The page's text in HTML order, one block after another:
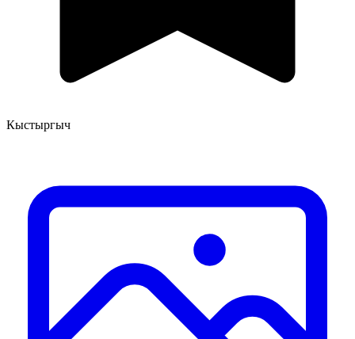
Кыстыргыч